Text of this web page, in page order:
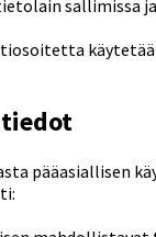
sallimissa
pääasiallisen